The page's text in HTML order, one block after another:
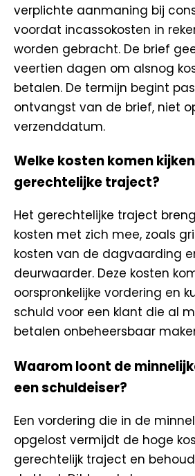
verplichte aanmaning bij
voordat incassokosten in
worden gebracht. De brief
veertien dagen om alsnog
betalen. De termijn begint
ontvangst van de brief, niet
verzenddatum.
Welke kosten komen
gerechtelijke traject?
Het gerechtelijke traject
kosten met zich mee, zoals
kosten van de dagvaarding
deurwaarder. Deze kosten
oorspronkelijke vordering en
schuld voor een klant die al
betalen onbeheersbaar
Waarom loont de
een schuldeiser?
Een vordering die in de
opgelost vermijdt de hoge
gerechtelijk traject en